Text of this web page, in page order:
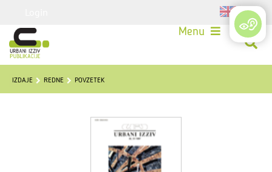
Menu
IZDAJE REDNE POVZETEK